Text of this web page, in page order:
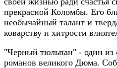
прекрасной Коломбы. Его
необычайный талант и
коварству и хитрости
"Черный тюльпан" - один
романов великого Дюма.